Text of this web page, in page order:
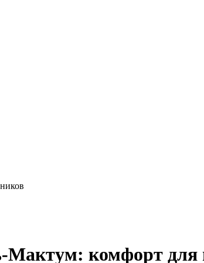
Мактум: комфорт для